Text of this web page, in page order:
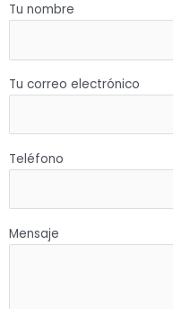
Tu nombre
Tu correo electrónico
Teléfono
Mensaje